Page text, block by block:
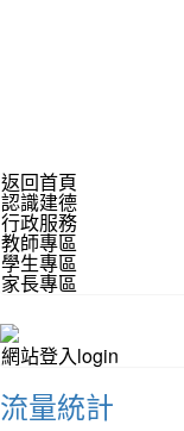
返回首頁
認識建德
行政服務
教師專區
學生專區
家長專區
網站登入login
流量統計